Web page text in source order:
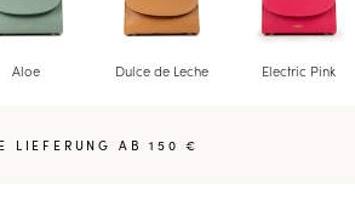
Aloe Dulce de Leche Electric Pink
LIEFERUNG AB 150 €